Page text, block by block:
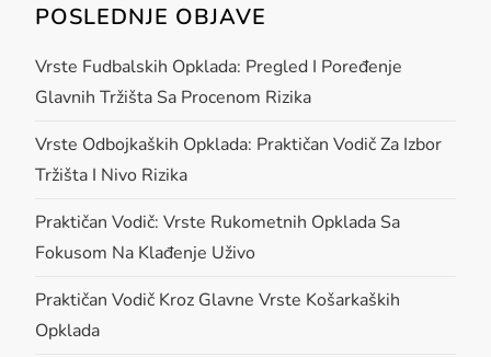
v
i
g
a
t
i
POSLEDNJE OBJAVE
Vrste Fudbalskih Opklada: Pregled I Poređenje
Glavnih Tržišta Sa Procenom Rizika
Vrste Odbojkaških Opklada: Praktičan Vodič Za Izbor
Tržišta I Nivo Rizika
Praktičan Vodič: Vrste Rukometnih Opklada Sa
Fokusom Na Klađenje Uživo
Praktičan Vodič Kroz Glavne Vrste Košarkaških
Opklada